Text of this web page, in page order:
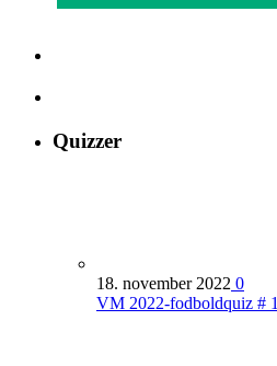
Quizzer
18. november 2022 0
VM 2022-fodboldquiz # 1